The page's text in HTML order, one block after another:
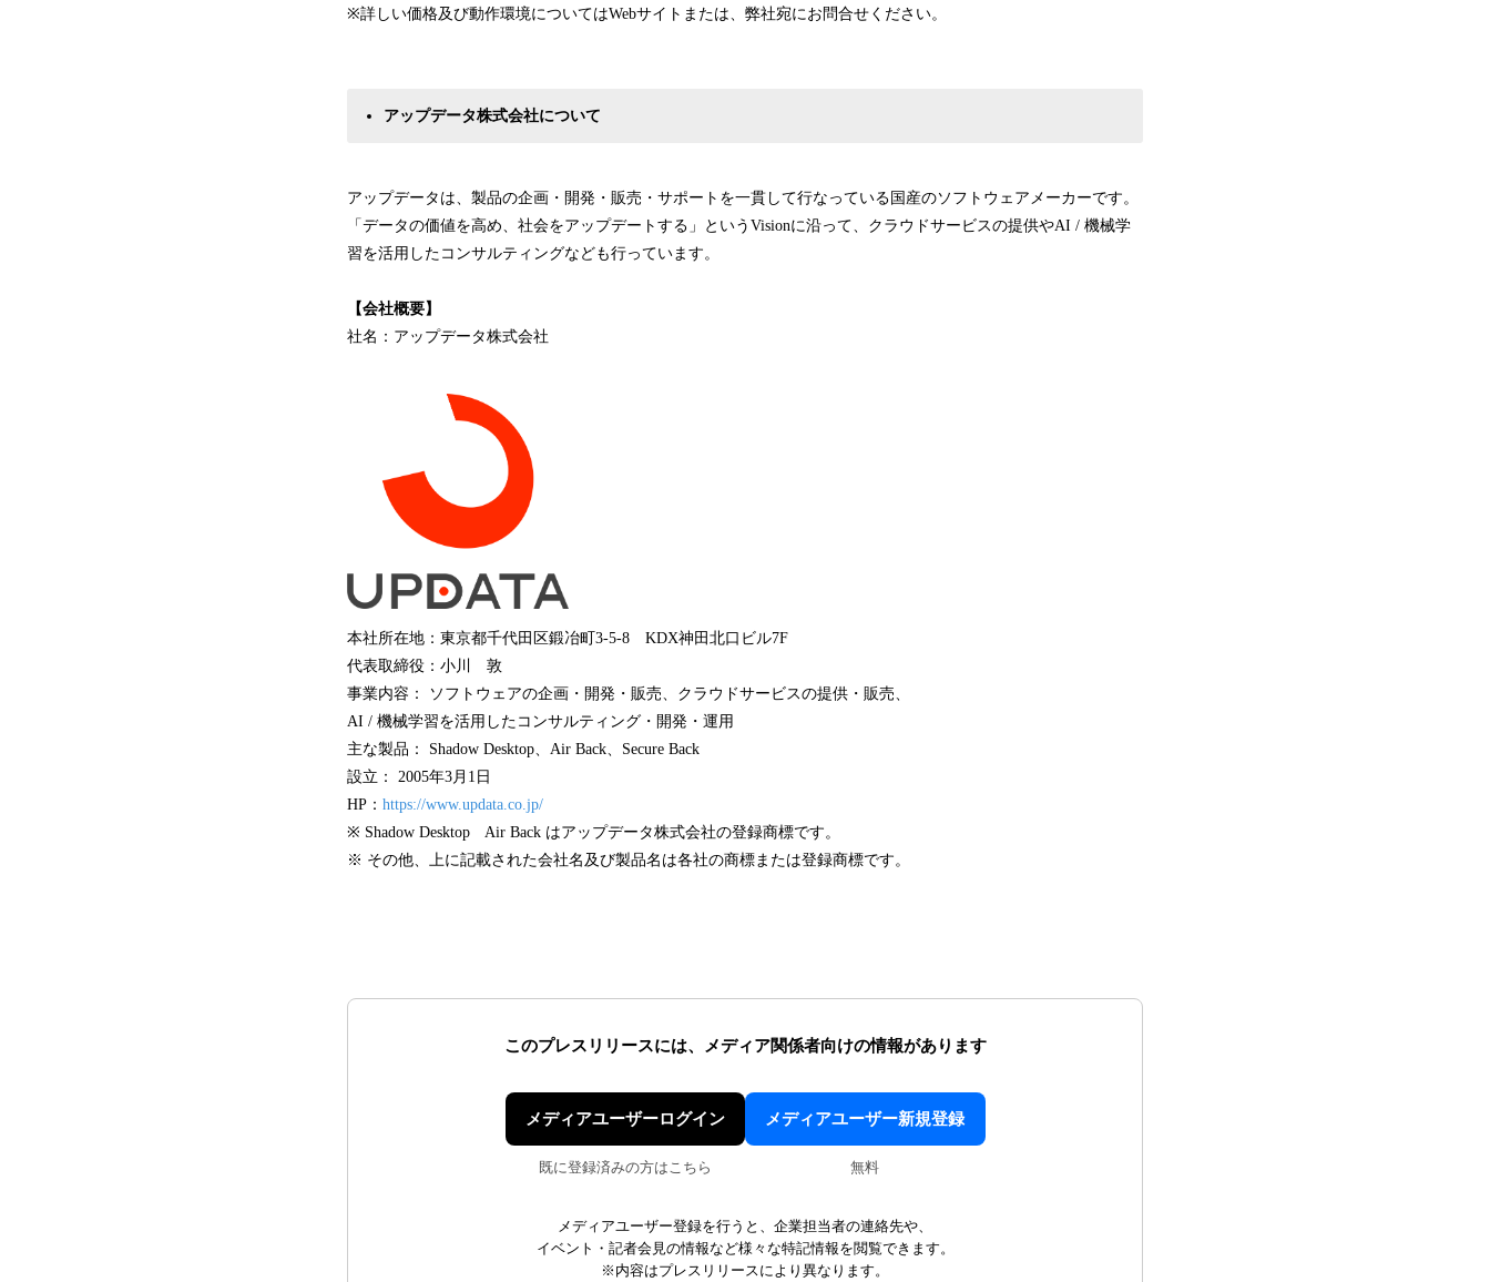
※詳しい価格及び動作環境についてはWebサイトまたは、弊社宛にお問合せください。
アップデータ株式会社について
アップデータは、製品の企画・開発・販売・サポートを一貫して行なっている国産のソフトウェアメーカーです。
「データの価値を高め、社会をアップデートする」というVisionに沿って、クラウドサービスの提供やAI / 機械学
習を活用したコンサルティングなども行っています。
【会社概要】
社名：アップデータ株式会社
本社所在地：東京都千代田区鍛冶町3-5-8 KDX神田北口ビル7F
代表取締役：小川 敦
事業内容： ソフトウェアの企画・開発・販売、クラウドサービスの提供・販売、
AI / 機械学習を活用したコンサルティング・開発・運用
主な製品： Shadow Desktop、Air Back、Secure Back
設立： 2005年3月1日
HP： https://www.updata.co.jp/
※ Shadow Desktop Air Back はアップデータ株式会社の登録商標です。
※ その他、上に記載された会社名及び製品名は各社の商標または登録商標です。
このプレスリリースには、 メディア関係者向けの情報があります
メディアユーザーログイン
既に登録済みの方はこちら
メディアユーザー新規登録
無料
メディアユーザー登録を行うと、企業担当者の連絡先や、
イベント・記者会見の情報など様々な特記情報を閲覧できます。
※内容はプレスリリースにより異なります。